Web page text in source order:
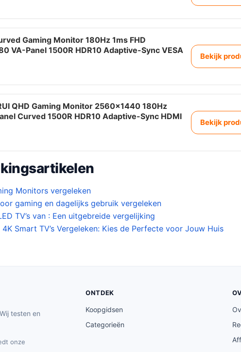
Gaming Monitor 180Hz 1ms FHD
VA-Panel 1500R HDR10 Adaptive-Sync VESA
Bekijk
QHD Gaming Monitor 2560×1440 180Hz
Curved 1500R HDR10 Adaptive-Sync HDMI
Bekijk
Monitors vergeleken
gaming en dagelijks gebruik vergeleken
TV’s van : Een uitgebreide vergelijking
4K Smart TV’s Vergeleken: Kies de Perfecte voor Jouw Huis
testen en
onze
ONTDEK
Koopgidsen
Categorieën